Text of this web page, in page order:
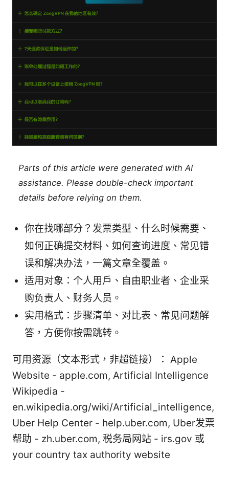
Parts of this article were generated with AI
assistance. Please double-check important
details before relying on them.
你在找哪部分？发票类型、什么时候需要、
如何正确提交材料、如何查询进度、常见错
误和解决办法，一篇文章全覆盖。
适用对象：个人用户、自由职业者、企业采
购负责人、财务人员。
实用格式：步骤清单、对比表、常见问题解
答，方便你按需跳转。
可用资源（文本形式，非超链接）： Apple
Website - apple.com, Artificial Intelligence
Wikipedia -
en.wikipedia.org/wiki/Artificial_intelligence,
Uber Help Center - help.uber.com, Uber发票
帮助 - zh.uber.com, 税务局网站 - irs.gov 或
your country tax authority website